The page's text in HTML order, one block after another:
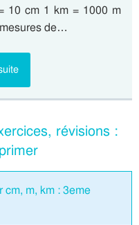
10 cm 1 km = 1000 m
de…
révisions :
cm, m, km : 3eme